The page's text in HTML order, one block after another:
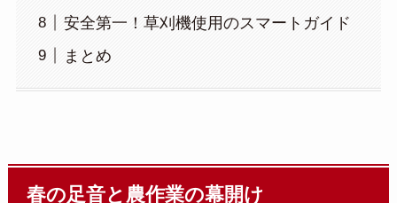
安全第一！草刈機使用のスマートガイド
まとめ
春の足音と農作業の幕開け